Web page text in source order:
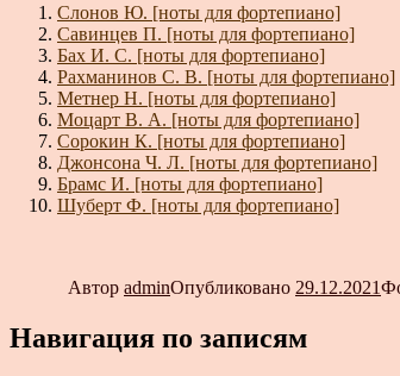
Слонов Ю. [ноты для фортепиано]
Савинцев П. [ноты для фортепиано]
Бах И. С. [ноты для фортепиано]
Рахманинов С. В. [ноты для фортепиано]
Метнер Н. [ноты для фортепиано]
Моцарт В. А. [ноты для фортепиано]
Сорокин К. [ноты для фортепиано]
Джонсона Ч. Л. [ноты для фортепиано]
Брамс И. [ноты для фортепиано]
Шуберт Ф. [ноты для фортепиано]
Автор adminОпубликовано 29.12.2021
Навигация по записям